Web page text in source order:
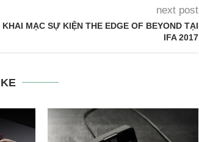
next post
KHAI MẠC SỰ KIỆN THE EDGE OF BEYOND TẠI
IFA 2017